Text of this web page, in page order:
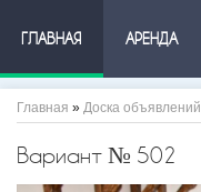
ГЛАВНАЯ АРЕНДА
Главная » Доска объявлений
Вариант № 502